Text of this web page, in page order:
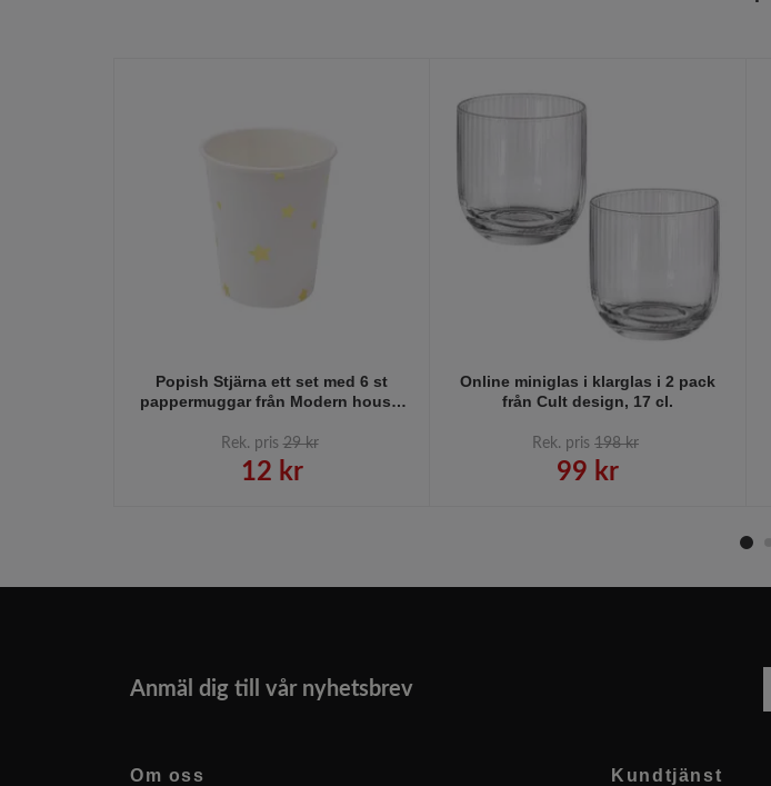
Popish Stjärna ett set med 6 st
pappermuggar från Modern house.
Rek. pris 29 kr
12 kr
Online miniglas i klarglas i 2 pack
från Cult design, 17 cl.
Rek. pris 198 kr
99 kr
Anmäl dig till vår nyhetsbrev
Om oss Kundtjänst